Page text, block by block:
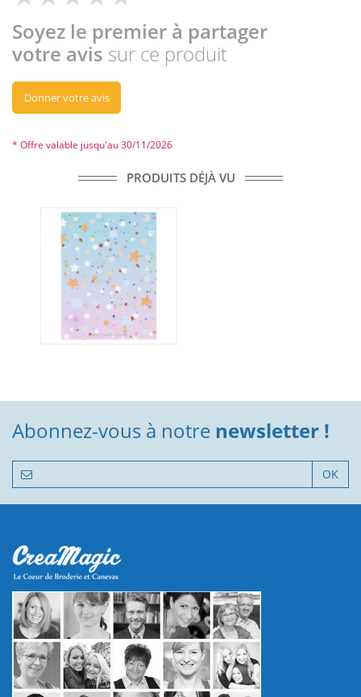
Soyez le premier à partager
votre avis sur ce produit
Donner votre avis
* Offre valable jusqu'au 30/11/2026
PRODUITS DÉJÀ VU
Abonnez-vous à notre newsletter !
OK